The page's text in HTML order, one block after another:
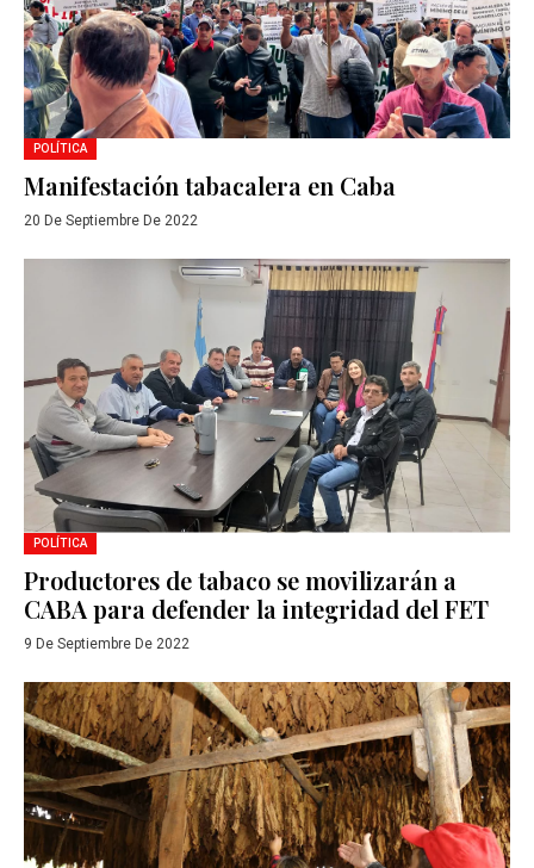
POLÍTICA
Manifestación tabacalera en Caba
20 De Septiembre De 2022
POLÍTICA
Productores de tabaco se movilizarán a
CABA para defender la integridad del FET
9 De Septiembre De 2022